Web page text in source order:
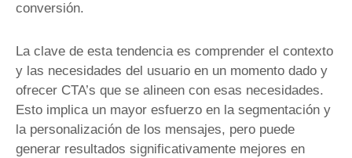
conversión.
La clave de esta tendencia es comprender el contexto
y las necesidades del usuario en un momento dado y
ofrecer CTA’s que se alineen con esas necesidades.
Esto implica un mayor esfuerzo en la segmentación y
la personalización de los mensajes, pero puede
generar resultados significativamente mejores en